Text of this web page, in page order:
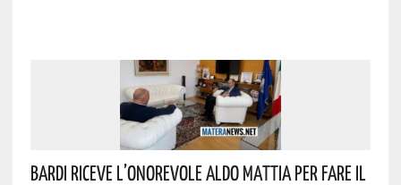
Bardi Riceve L’onorevole Aldo Mattia Per Fare Il